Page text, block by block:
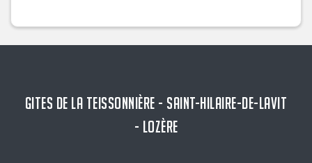
GITES DE LA TEISSONNIÈRE - SAINT-HILAIRE-DE-LAVIT
- LOZÈRE